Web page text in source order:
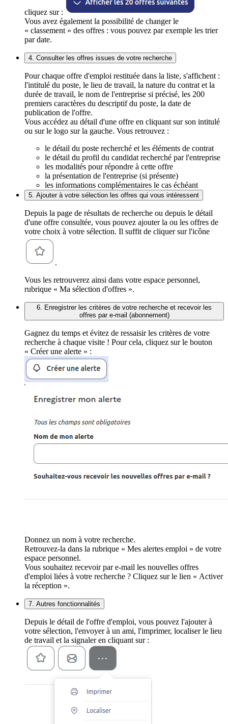
cliquez sur :
Vous avez également la possibilité de changer le
« classement » des offres : vous pouvez par exemple les trier
par date.
4. Consulter les offres issues de votre recherche
Pour chaque offre d'emploi restituée dans la liste, s'affichent :
l'intitulé du poste, le lieu de travail, la nature du contrat et la
durée de travail, le nom de l'entreprise si précisé, les 200
premiers caractères du descriptif du poste, la date de
publication de l'offre.
Vous accédez au détail d'une offre en cliquant sur son intitulé
ou sur le logo sur la gauche. Vous retrouvez :
le détail du poste recherché et les éléments de contrat
le détail du profil du candidat recherché par l'entreprise
les modalités pour répondre à cette offre
la présentation de l'entreprise (si présente)
les informations complémentaires le cas échéant
5. Ajouter à votre sélection les offres qui vous intéressent
Depuis la page de résultats de recherche ou depuis le détail
d'une offre consultée, vous pouvez ajouter la ou les offres de
votre choix à votre sélection. Il suffit de cliquer sur l'icône
.
Vous les retrouverez ainsi dans votre espace personnel,
rubrique « Ma sélection d'offres ».
6. Enregistrer les critères de votre recherche et recevoir les
offres par e-mail (abonnement)
Gagnez du temps et évitez de ressaisir les critères de votre
recherche à chaque visite ! Pour cela, cliquez sur le bouton
« Créer une alerte » :
Donnez un nom à votre recherche.
Retrouvez-la dans la rubrique « Mes alertes emploi » de votre
espace personnel.
Vous souhaitez recevoir par e-mail les nouvelles offres
d'emploi liées à votre recherche ? Cliquez sur le lien « Activer
la réception ».
7. Autres fonctionnalités
Depuis le détail de l'offre d'emploi, vous pouvez l'ajouter à
votre sélection, l'envoyer à un ami, l'imprimer, localiser le lieu
de travail et la signaler en cliquant sur :